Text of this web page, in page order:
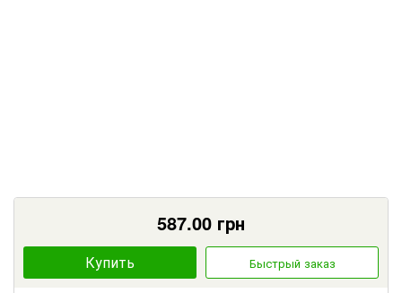
587.00 грн
Купить Быстрый заказ